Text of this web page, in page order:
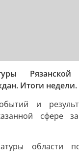
Итоги недели.
и
сфере
области